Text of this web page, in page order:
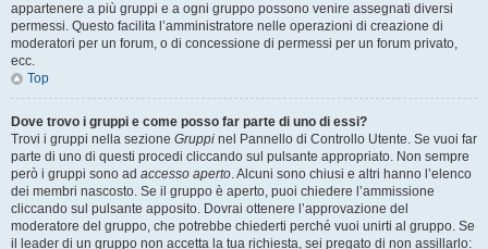
appartenere a più gruppi e a ogni gruppo possono venire assegnati diversi
permessi. Questo facilita l’amministratore nelle operazioni di creazione di
moderatori per un forum, o di concessione di permessi per un forum privato,
ecc.
Top
Dove trovo i gruppi e come posso far parte di uno di essi?
Trovi i gruppi nella sezione Gruppi nel Pannello di Controllo Utente. Se vuoi far
parte di uno di questi procedi cliccando sul pulsante appropriato. Non sempre
però i gruppi sono ad accesso aperto. Alcuni sono chiusi e altri hanno l’elenco
dei membri nascosto. Se il gruppo è aperto, puoi chiedere l’ammissione
cliccando sul pulsante apposito. Dovrai ottenere l’approvazione del
moderatore del gruppo, che potrebbe chiederti perché vuoi unirti al gruppo. Se
il leader di un gruppo non accetta la tua richiesta, sei pregato di non assillarlo: